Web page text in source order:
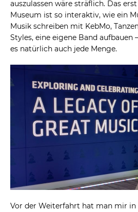
auszulassen wäre sträflich. Das
Museum ist so interaktiv, wie ein
Musik schreiben mit KebMo,
Styles, eine eigene Band aufbauen
es natürlich auch jede Menge.
Vor der Weiterfahrt hat man mir in